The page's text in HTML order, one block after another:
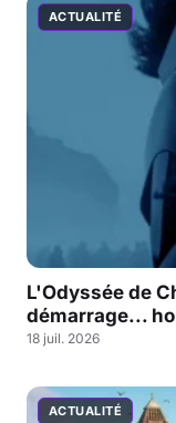
ACTUALITÉ
L'Odyssée de
démarrage...
18 juil. 2026
ACTUALITÉ